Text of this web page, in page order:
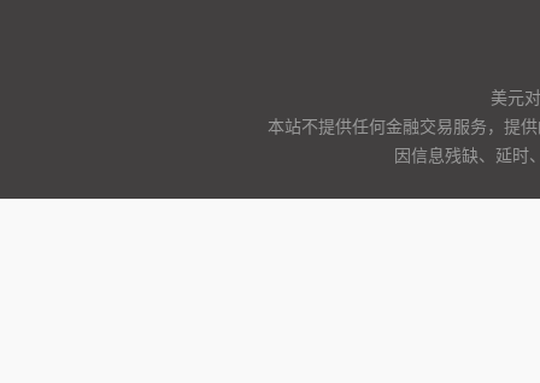
美元
本站不提供任何金融交易服务，提
因信息残缺、延时